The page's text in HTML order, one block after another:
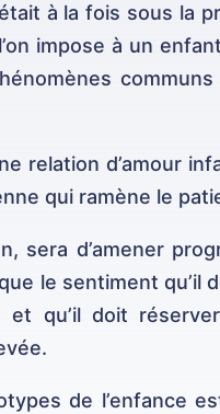
à la fois sous la
impose à un
relation d’amour
qui ramène le
sera d’amener
le sentiment qu’il
et qu’il doit
de l’enfance